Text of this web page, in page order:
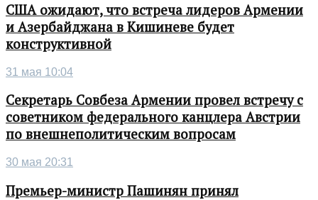
США ожидают, что встреча лидеров Армении
и Азербайджана в Кишиневе будет
конструктивной
31 мая 10:04
Секретарь Совбеза Армении провел встречу с
советником федерального канцлера Австрии
по внешнеполитическим вопросам
30 мая 20:31
Премьер-министр Пашинян принял